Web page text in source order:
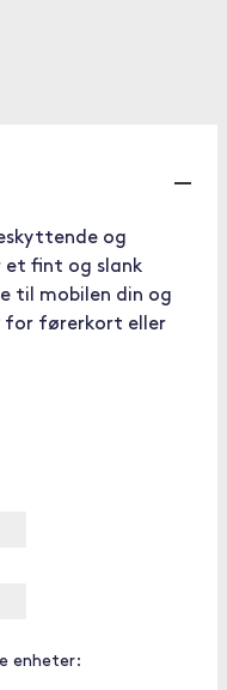
og
et fint og slank
til mobilen din og
for førerkort eller
enheter: